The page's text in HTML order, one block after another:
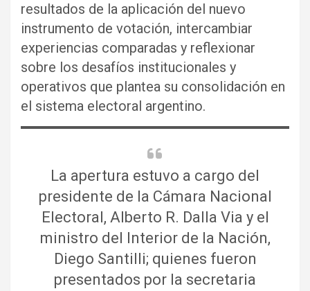
resultados de la aplicación del nuevo
instrumento de votación, intercambiar
experiencias comparadas y reflexionar
sobre los desafíos institucionales y
operativos que plantea su consolidación en
el sistema electoral argentino.
La apertura estuvo a cargo del
presidente de la Cámara Nacional
Electoral, Alberto R. Dalla Via y el
ministro del Interior de la Nación,
Diego Santilli; quienes fueron
presentados por la secretaria